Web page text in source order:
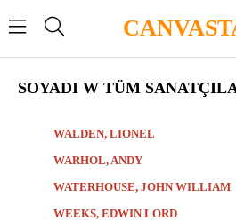
SOYADI W TÜM
WALDEN, LIONEL
WARHOL, ANDY
WATERHOUSE, JOHN WILLIAM
WEEKS, EDWIN LORD